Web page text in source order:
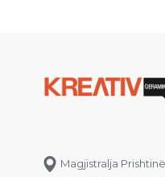
Magjistralja